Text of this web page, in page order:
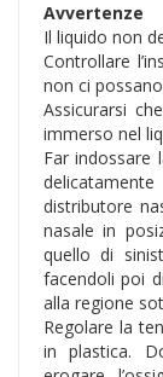
Avvertenze
Il liquido non
Controllare
non ci
Assicurarsi
immerso nel
Far indossare
distributore
nasale in
quello di
facendoli poi
alla regione
Regolare la
in plastica.